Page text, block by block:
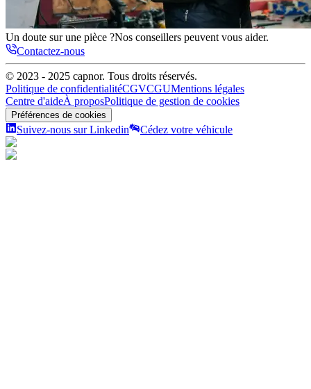
Un doute sur une pièce ?Nos conseillers peuvent vous aider.
Contactez-nous
© 2023 - 2025 capnor. Tous droits réservés.
Politique de confidentialitéCGVCGUMentions légales
Centre d'aideÀ proposPolitique de gestion de cookies
Préférences de cookies
Suivez-nous sur Linkedin Cédez votre véhicule